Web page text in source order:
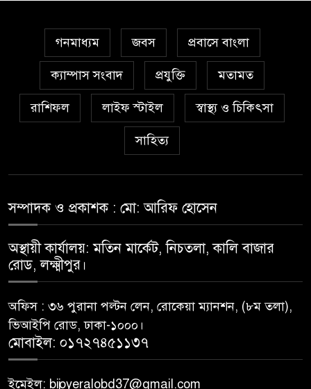
গনমাধ্যম জবস প্রবাসে বাংলা
ক্যাম্পাস সংবাদ প্রযুক্তি মতামত
রাশিফল লাইফ স্টাইল স্বাস্থ্য ও চিকিৎসা
সাহিত্য
সম্পাদক ও প্রকাশক : মো: আরিফ হোসেন
অস্থায়ী কার্যালয়: মতিন মার্কেট, নিচতলা, কালি বাজার
রোড, লক্ষ্মীপুর।
অফিস : ৩৬ পুরানা পল্টন লেন, রোকেয়া ম্যানশন, (৮ম তলা),
ভিআইপি রোড, ঢাকা-১০০০।
মোবাইল: ০১৭২৭৪৫১১৩৭
ইমেইল: bijoyeralobd37@gmail.com